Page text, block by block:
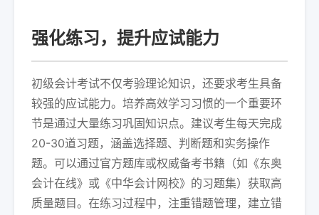
强化练习，提升应试能力
初级会计考试不仅考验理论知识，还要求考生具备
较强的应试能力。培养高效学习习惯的一个重要环
节是通过大量练习巩固知识点。建议考生每天完成
20-30道习题，涵盖选择题、判断题和实务操作
题。可以通过官方题库或权威备考书籍（如《东奥
会计在线》或《中华会计网校》的习题集）获取高
质量题目。在练习过程中，注重错题管理，建立错